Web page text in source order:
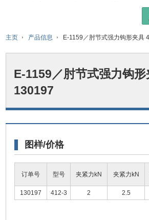
主页 产品信息 E-1159／肘节式强力钩形夹具
E-1159／肘节式强力钩
130197
图样/价格
订单号 型号 夹紧力kN 夹紧力kN
130197 412-3 2 2.5